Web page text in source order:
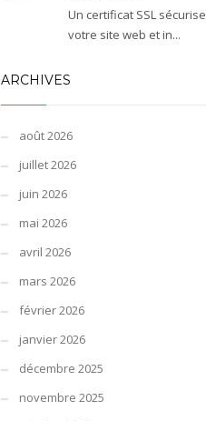
Un certificat SSL sécurise
votre site web et in...
ARCHIVES
août 2026
juillet 2026
juin 2026
mai 2026
avril 2026
mars 2026
février 2026
janvier 2026
décembre 2025
novembre 2025